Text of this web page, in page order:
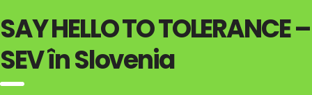
SAY HELLO TO TOLERANCE –
SEV în Slovenia